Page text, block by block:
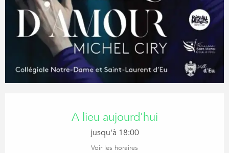
A lieu aujourd'hui
jusqu'à 18:00
Voir les horaires